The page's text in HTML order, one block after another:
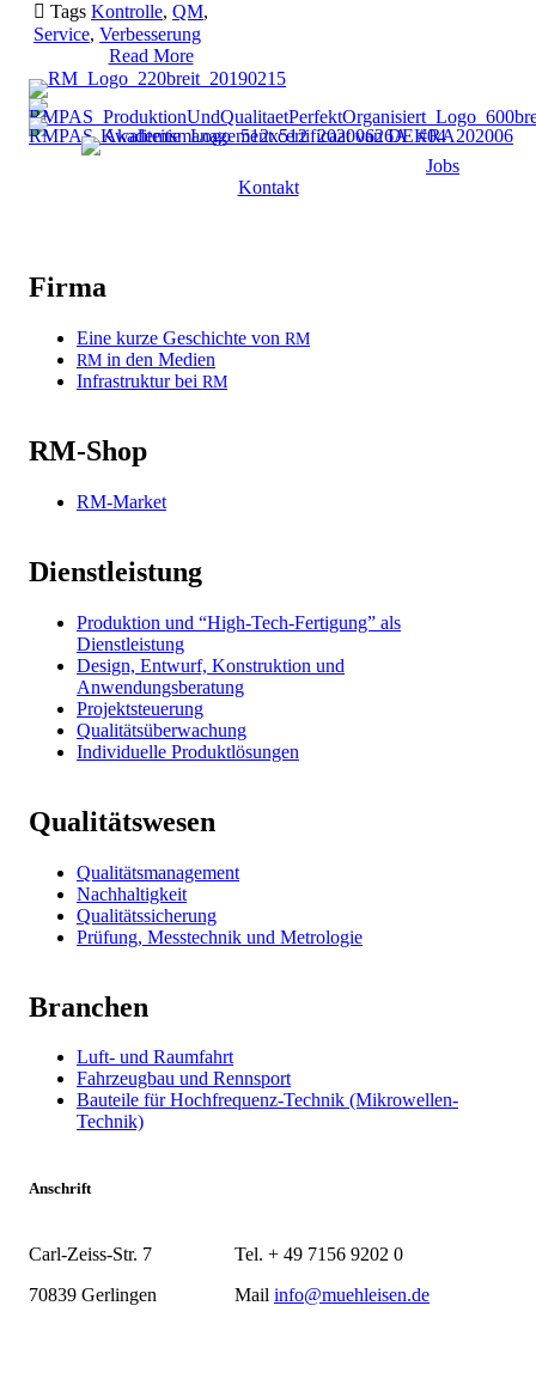
 Tags Kontrolle, QM,
Service, Verbesserung
Read More
Jobs
Kontakt
Firma
Eine kurze Geschichte von RM
RM in den Medien
Infrastruktur bei RM
RM-Shop
RM-Market
Dienstleistung
Produktion und “High-Tech-Fertigung” als
Dienstleistung
Design, Entwurf, Konstruktion und
Anwendungsberatung
Projektsteuerung
Qualitätsüberwachung
Individuelle Produktlösungen
Qualitätswesen
Qualitätsmanagement
Nachhaltigkeit
Qualitätssicherung
Prüfung, Messtechnik und Metrologie
Branchen
Luft- und Raumfahrt
Fahrzeugbau und Rennsport
Bauteile für Hochfrequenz-Technik (Mikrowellen-
Technik)
Anschrift
Carl-Zeiss-Str. 7
70839 Gerlingen
Tel. + 49 7156 9202 0
Mail info@muehleisen.de